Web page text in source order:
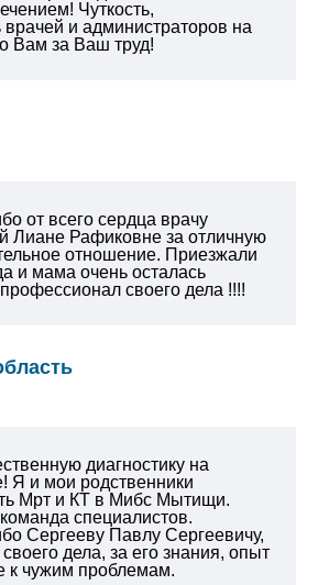
Чуткость,
врачей и администраторов на
Вам за Ваш труд!
от всего сердца врачу
Лиане Рафиковне за отличную
отношение. Приезжали
и мама очень осталась
своего дела !!!!
диагностику на
Я и мои родственники
Мрт и КТ в Мибс Мытищи.
специалистов.
Сергееву Павлу Сергеевичу,
дела, за его знания, опыт
к чужим проблемам.